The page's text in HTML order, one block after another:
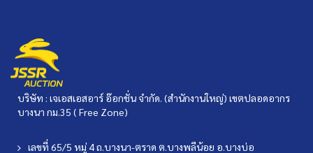
บริษัท : เจเอสเอสอาร์ อ๊อกชั่น จำกัด. (สำนักงานใหญ่) เขตปลอดอากร
บางนา กม.35 ( Free Zone)
เลขที่ 65/5 หมู่ 4 ถ.บางนา-ตราด ต.บางพลีน้อย อ.บางบ่อ